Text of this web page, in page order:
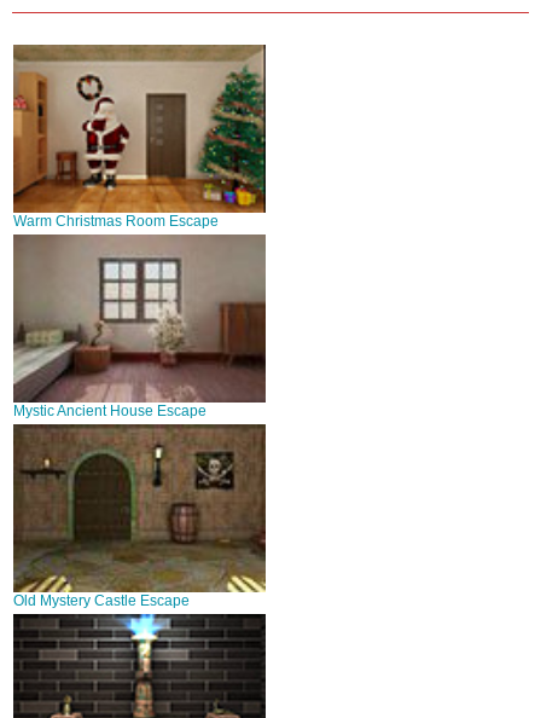
Warm Christmas Room Escape
Mystic Ancient House Escape
Old Mystery Castle Escape